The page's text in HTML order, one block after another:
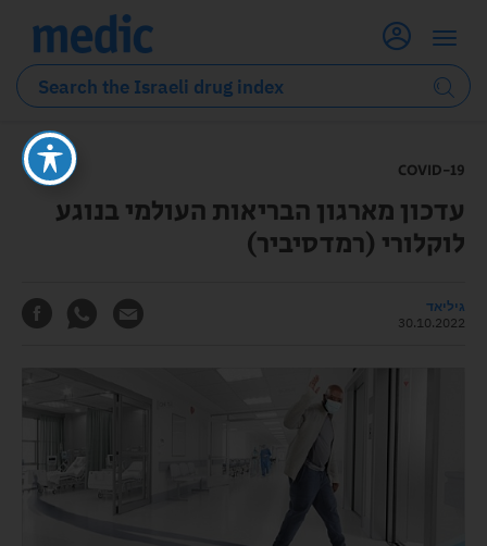
COVID-19
עדכון מארגון הבריאות העולמי בנוגע
לוקלורי (רמדסיביר)
גיליאד
30.10.2022